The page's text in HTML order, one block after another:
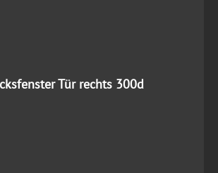
Tür rechts 300d